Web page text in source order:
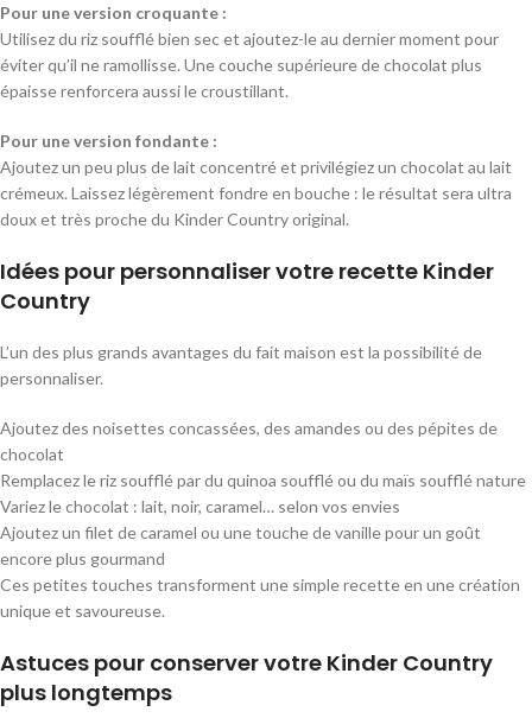
Pour une version croquante :
Utilisez du riz soufflé bien sec et ajoutez-le au dernier moment pour
éviter qu’il ne ramollisse. Une couche supérieure de chocolat plus
épaisse renforcera aussi le croustillant.
Pour une version fondante :
Ajoutez un peu plus de lait concentré et privilégiez un chocolat au lait
crémeux. Laissez légèrement fondre en bouche : le résultat sera ultra
doux et très proche du Kinder Country original.
Idées pour personnaliser votre recette Kinder
Country
L’un des plus grands avantages du fait maison est la possibilité de
personnaliser.
Ajoutez des noisettes concassées, des amandes ou des pépites de
chocolat
Remplacez le riz soufflé par du quinoa soufflé ou du maïs soufflé nature
Variez le chocolat : lait, noir, caramel… selon vos envies
Ajoutez un filet de caramel ou une touche de vanille pour un goût
encore plus gourmand
Ces petites touches transforment une simple recette en une création
unique et savoureuse.
Astuces pour conserver votre Kinder Country
plus longtemps